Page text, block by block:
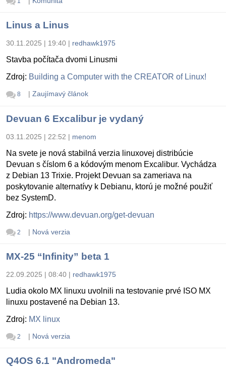
Linus a Linus
30.11.2025 | 19:40 | redhawk1975
Stavba počítača dvomi Linusmi
Zdroj: Building a Computer with the CREATOR of Linux!
8 | Zaujímavý článok
Devuan 6 Excalibur je vydaný
03.11.2025 | 22:52 | menom
Na svete je nová stabilná verzia linuxovej distribúcie
Devuan s číslom 6 a kódovým menom Excalibur. Vychádza
z Debian 13 Trixie. Projekt Devuan sa zameriava na
poskytovanie alternatívy k Debianu, ktorú je možné použiť
bez SystemD.
Zdroj: https://www.devuan.org/get-devuan
2 | Nová verzia
MX-25 “Infinity” beta 1
22.09.2025 | 08:40 | redhawk1975
Ludia okolo MX linuxu uvolnili na testovanie prvé ISO MX
linuxu postavené na Debian 13.
Zdroj: MX linux
2 | Nová verzia
Q4OS 6.1 "Andromeda"